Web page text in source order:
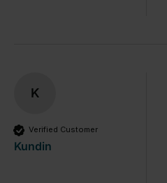
K
Verified Customer
Kundin